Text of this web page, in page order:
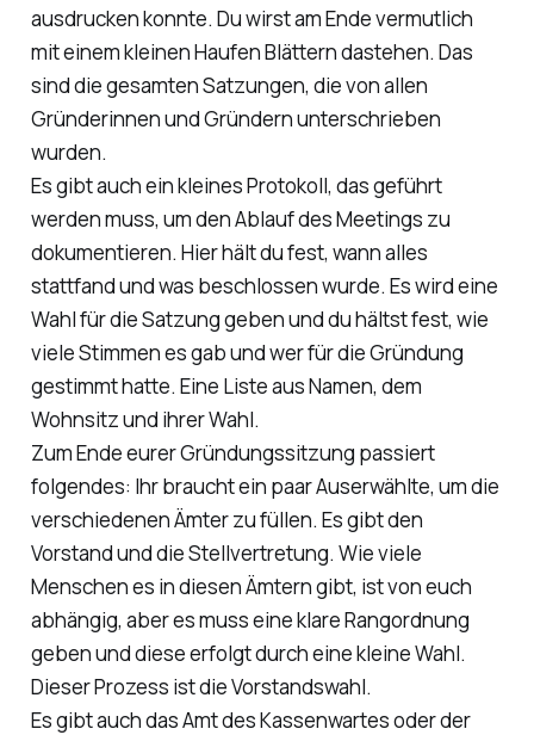
ausdrucken konnte. Du wirst am Ende vermutlich
mit einem kleinen Haufen Blättern dastehen. Das
sind die gesamten Satzungen, die von allen
Gründerinnen und Gründern unterschrieben
wurden.
Es gibt auch ein kleines Protokoll, das geführt
werden muss, um den Ablauf des Meetings zu
dokumentieren. Hier hält du fest, wann alles
stattfand und was beschlossen wurde. Es wird eine
Wahl für die Satzung geben und du hältst fest, wie
viele Stimmen es gab und wer für die Gründung
gestimmt hatte. Eine Liste aus Namen, dem
Wohnsitz und ihrer Wahl.
Zum Ende eurer Gründungssitzung passiert
folgendes: Ihr braucht ein paar Auserwählte, um die
verschiedenen Ämter zu füllen. Es gibt den
Vorstand und die Stellvertretung. Wie viele
Menschen es in diesen Ämtern gibt, ist von euch
abhängig, aber es muss eine klare Rangordnung
geben und diese erfolgt durch eine kleine Wahl.
Dieser Prozess ist die Vorstandswahl.
Es gibt auch das Amt des Kassenwartes oder der